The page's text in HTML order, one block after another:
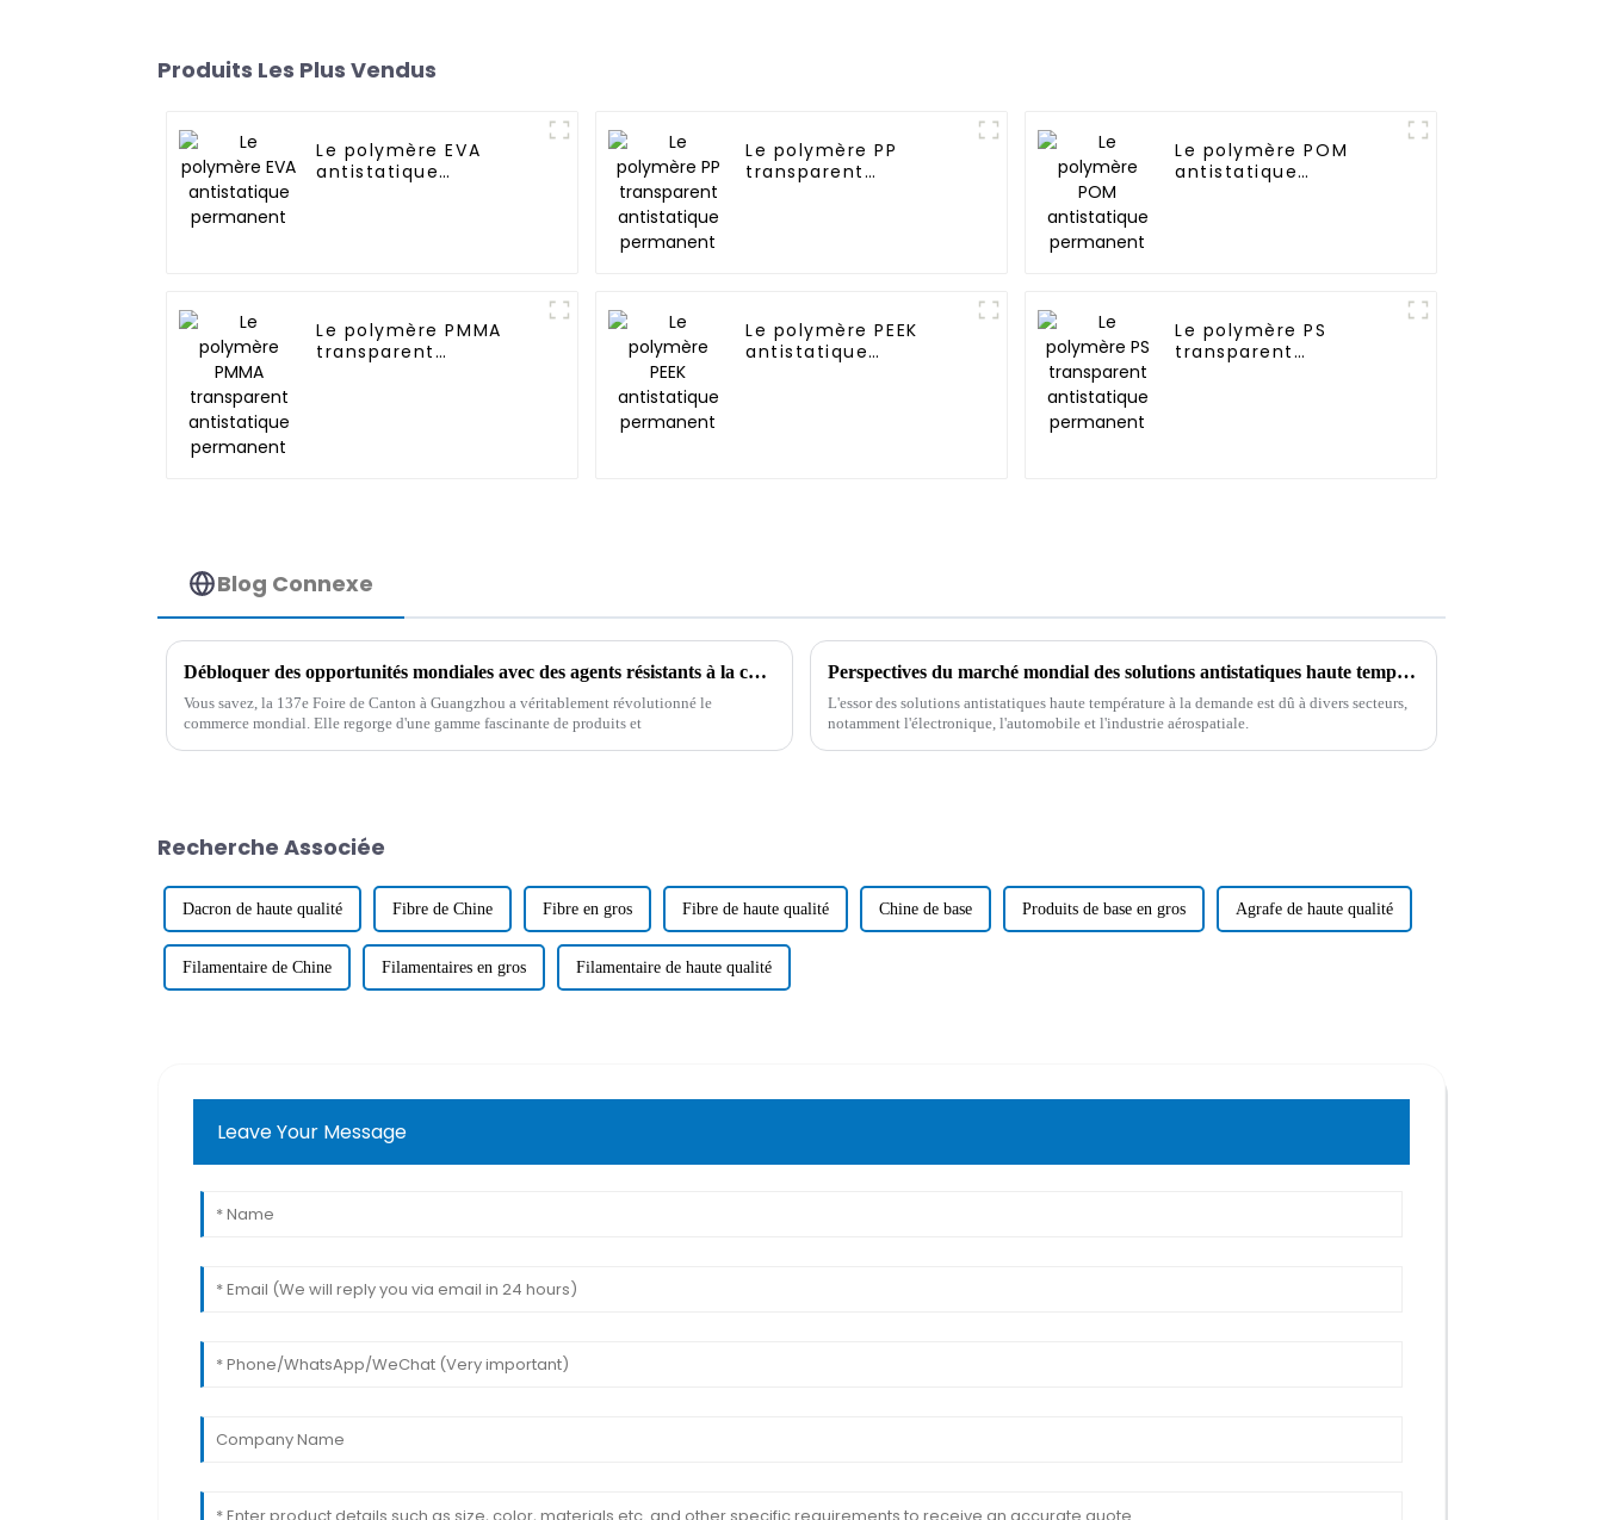
Produits Les Plus Vendus
Le polymère EVA
antistatique
Le polymère PP
transparent
Le polymère POM
antistatique
Le polymère PMMA
transparent
Le polymère PEEK
antistatique
Le polymère PS
transparent
Blog Connexe
Débloquer des opportunités mondiales avec des agents résistants à la chaleur à la 137e Foire de Canton à Guangzhou
Vous savez, la 137e Foire de Canton à Guangzhou a véritablement révolutionné le
commerce mondial. Elle regorge d'une gamme fascinante de produits et
Perspectives du marché mondial des solutions antistatiques haute température d'ici 2025
L'essor des solutions antistatiques haute température à la demande est dû à divers secteurs,
notamment l'électronique, l'automobile et l'industrie aérospatiale.
Recherche Associée
Dacron de haute qualité Fibre de Chine Fibre en gros Fibre de haute qualité Chine de base Produits de base en gros Agrafe de haute qualité
Filamentaire de Chine Filamentaires en gros Filamentaire de haute qualité
Leave Your Message